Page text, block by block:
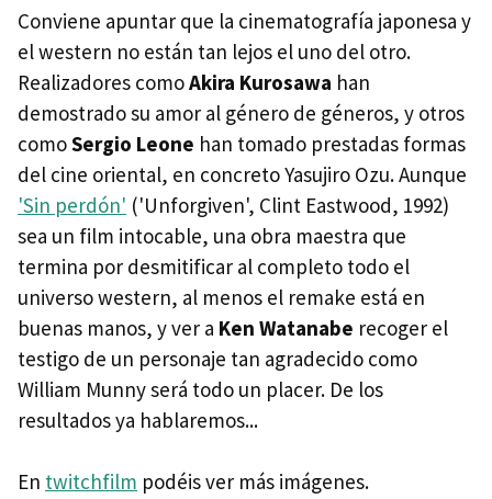
Conviene apuntar que la cinematografía japonesa y
el western no están tan lejos el uno del otro.
Realizadores comoAkira Kurosawa han
demostrado su amor al género de géneros, y otros
comoSergio Leone han tomado prestadas formas
del cine oriental, en concreto Yasujiro Ozu. Aunque
'Sin perdón' ('Unforgiven', Clint Eastwood, 1992)
sea un film intocable, una obra maestra que
termina por desmitificar al completo todo el
universo western, al menos el remake está en
buenas manos, y ver a Ken Watanabe recoger el
testigo de un personaje tan agradecido como
William Munny será todo un placer. De los
resultados ya hablaremos...
En twitchfilm podéis ver más imágenes.